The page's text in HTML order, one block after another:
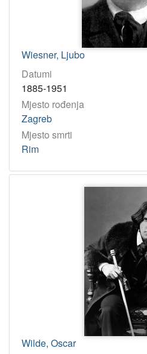
Wiesner, Ljubo
Datumi
1885-1951
Mjesto rođenja
Zagreb
Mjesto smrti
Rim
Wilde, Oscar